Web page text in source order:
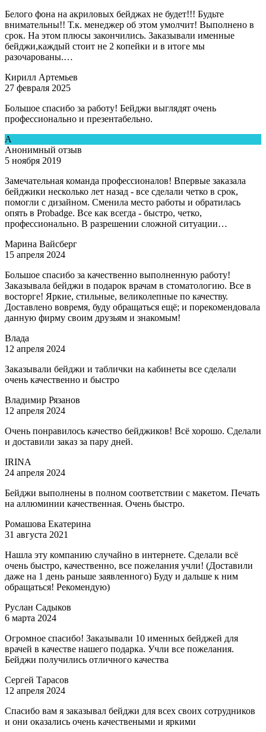
Белого фона на акриловых бейджах не будет!!! Будьте
внимательны!! Т.к. менеджер об этом умолчит! Выполнено в
срок. На этом плюсы закончились. Заказывали именные
бейджи,каждый стоит не 2 копейки и в итоге мы
разочарованы.…
Кирилл Артемьев
27 февраля 2025
Большое спасибо за работу! Бейджи выглядят очень
профессионально и презентабельно.
А
Анонимный отзыв
5 ноября 2019
Замечательная команда профессионалов! Впервые заказала
бейджики несколько лет назад - все сделали четко в срок,
помогли с дизайном. Сменила место работы и обратилась
опять в Рrobadge. Все как всегда - быстро, четко,
профессионально. В разрешении сложной ситуации…
Марина Вайсберг
15 апреля 2024
Большое спасибо за качественно выполненную работу!
Заказывала бейджи в подарок врачам в стоматологию. Все в
восторге! Яркие, стильные, великолепные по качеству.
Доставлено вовремя, буду обращаться ещё; и порекомендовала
данную фирму своим друзьям и знакомым!
Влада
12 апреля 2024
Заказывали бейджи и таблички на кабинеты все сделали
очень качественно и быстро
Владимир Рязанов
12 апреля 2024
Очень понравилось качество бейджиков! Всё хорошо. Сделали
и доставили заказ за пару дней.
IRINA
24 апреля 2024
Бейджи выполнены в полном соответствии с макетом. Печать
на аллюминии качественная. Очень быстро.
Ромашова Екатерина
31 августа 2021
Нашла эту компанию случайно в интернете. Сделали всё
очень быстро, качественно, все пожелания учли! (Доставили
даже на 1 день раньше заявленного) Буду и дальше к ним
обращаться! Рекомендую)
Руслан Садыков
6 марта 2024
Огромное спасибо! Заказывали 10 именных бейджей для
врачей в качестве нашего подарка. Учли все пожелания.
Бейджи получились отличного качества
Сергей Тарасов
12 апреля 2024
Спасибо вам я заказывал бейджи для всех своих сотрудников
и они оказались очень качествеными и яркими